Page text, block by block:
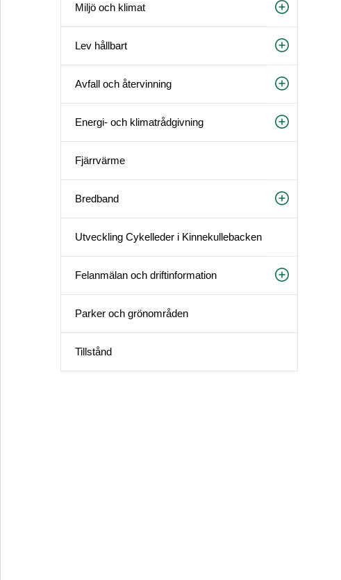
Miljö och klimat
Lev hållbart
Avfall och återvinning
Energi- och klimatrådgivning
Fjärrvärme
Bredband
Utveckling Cykelleder i Kinnekullebacken
Felanmälan och driftinformation
Parker och grönområden
Tillstånd